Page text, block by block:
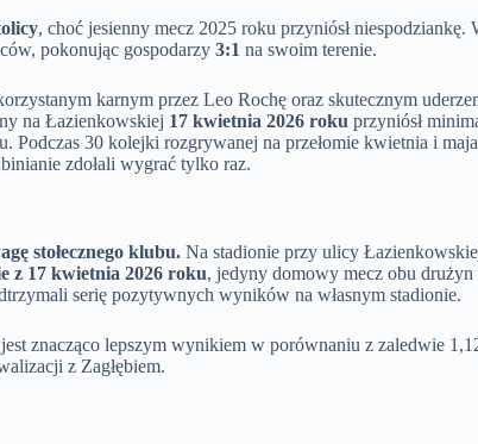
, choć jesienny mecz 2025 roku przyniósł
pokonując gospodarzy 3:1 na swoim terenie.
karnym przez Leo Rochę oraz skutecznym
na Łazienkowskiej 17 kwietnia 2026 roku przyniósł
30 kolejki rozgrywanej na przełomie kwietnia i
zdołali wygrać tylko raz.
stołecznego klubu. Na stadionie przy ulicy
z 17 kwietnia 2026 roku, jedyny domowy mecz obu
serię pozytywnych wyników na własnym stadionie.
znacząco lepszym wynikiem w porównaniu z zaledwie
z Zagłębiem.